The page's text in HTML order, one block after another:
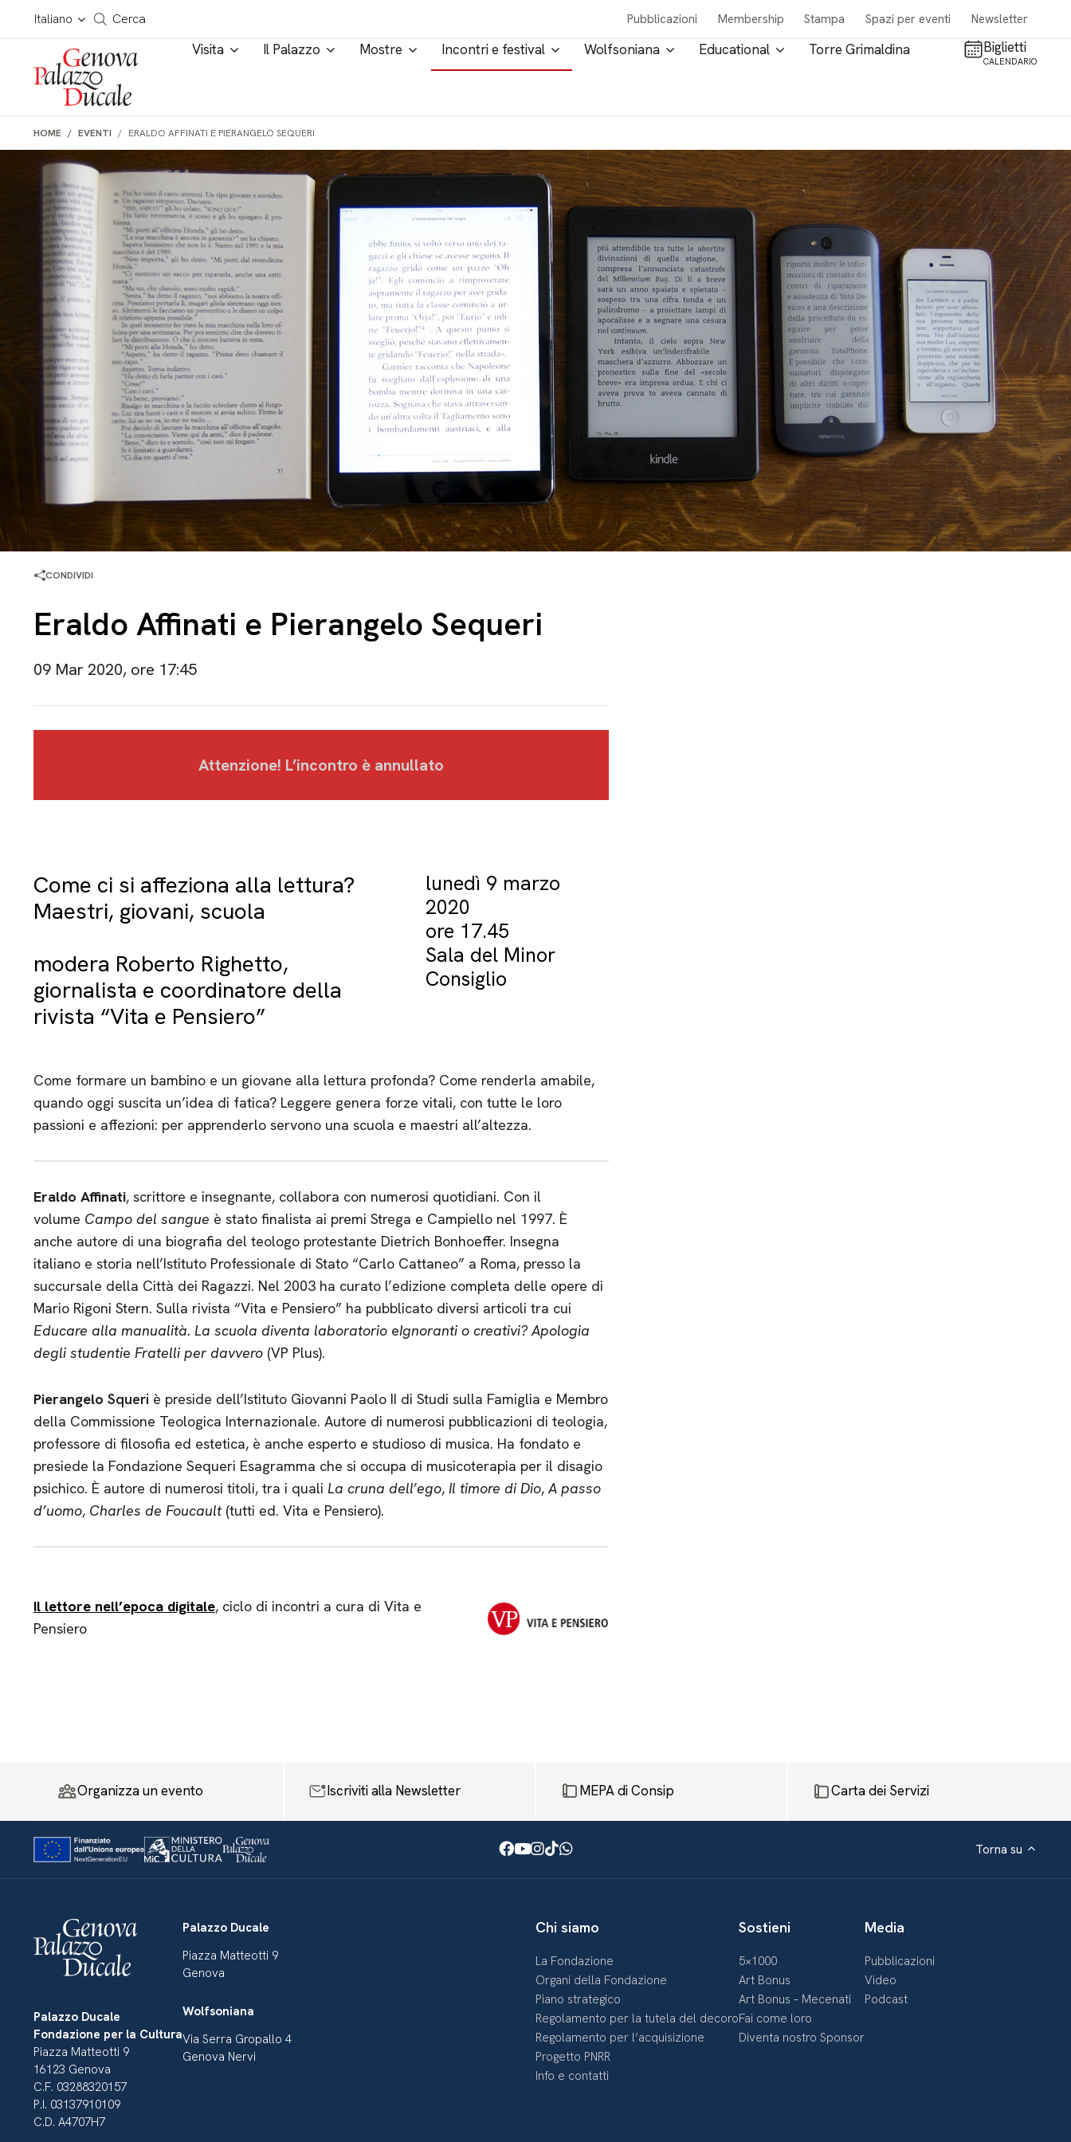
Salta al contenuto
Italiano
Cerca in tutto il sito
Cerca Pubblicazioni Membership Stampa Spazi per eventi Newsletter
Visita Il Palazzo Mostre Incontri e festival Wolfsoniana Educational Torre Grimaldina Biglietti
CALENDARIO
HOME EVENTI ERALDO AFFINATI E PIERANGELO SEQUERI
CONDIVIDI
Eraldo Affinati e Pierangelo Sequeri
09 Mar 2020, ore 17:45
Attenzione! L’incontro è annullato
Come ci si affeziona alla lettura?
Maestri, giovani, scuola
modera Roberto Righetto,
giornalista e coordinatore della
rivista “Vita e Pensiero”
lunedì 9 marzo
2020
ore 17.45
Sala del Minor
Consiglio
Come formare un bambino e un giovane alla lettura profonda? Come renderla amabile,
quando oggi suscita un’idea di fatica? Leggere genera forze vitali, con tutte le loro
passioni e affezioni: per apprenderlo servono una scuola e maestri all’altezza.
Eraldo Affinati, scrittore e insegnante, collabora con numerosi quotidiani. Con il
volume Campo del sangue è stato finalista ai premi Strega e Campiello nel 1997. È
anche autore di una biografia del teologo protestante Dietrich Bonhoeffer. Insegna
italiano e storia nell’Istituto Professionale di Stato “Carlo Cattaneo” a Roma, presso la
succursale della Città dei Ragazzi. Nel 2003 ha curato l’edizione completa delle opere di
Mario Rigoni Stern. Sulla rivista “Vita e Pensiero” ha pubblicato diversi articoli tra cui
Educare alla manualità. La scuola diventa laboratorio eIgnoranti o creativi? Apologia
degli studentie Fratelli per davvero(VP Plus).
Pierangelo Squeri è preside dell’Istituto Giovanni Paolo II di Studi sulla Famiglia e Membro
della Commissione Teologica Internazionale. Autore di numerosi pubblicazioni di teologia,
professore di filosofia ed estetica, è anche esperto e studioso di musica. Ha fondato e
presiede la Fondazione Sequeri Esagramma che si occupa di musicoterapia per il disagio
psichico. È autore di numerosi titoli, tra i quali La cruna dell’ego, Il timore di Dio,A passo
d’uomo, Charles de Foucault(tutti ed. Vita e Pensiero).
Il lettore nell’epoca digitale, ciclo di incontri a cura di Vita e
Pensiero
Organizza un evento Iscriviti alla Newsletter MEPA di Consip Carta dei Servizi
Facebook
Youtube
Instagram
TikTok
WhatsApp Torna su
Palazzo Ducale
Fondazione per la Cultura
Piazza Matteotti 9
16123 Genova
C.F. 03288320157
P.I. 03137910109
C.D. A4707H7
Palazzo Ducale
Piazza Matteotti 9
Genova
Wolfsoniana
Via Serra Gropallo 4
Genova Nervi
Chi siamo
La Fondazione
Organi della Fondazione
Piano strategico
Regolamento per la tutela del decoro
Regolamento per l’acquisizione
Progetto PNRR
Info e contatti
Sostieni
5×1000
Art Bonus
Art Bonus – Mecenati
Fai come loro
Diventa nostro Sponsor
Media
Pubblicazioni
Video
Podcast